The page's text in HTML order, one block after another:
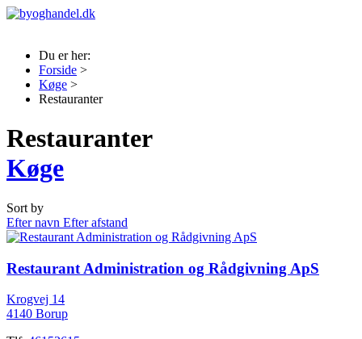
Du er her:
Forside >
Køge >
Restauranter
Restauranter
Køge
Sort by
Efter navn Efter afstand
Restaurant Administration og Rådgivning ApS
Krogvej 14
4140 Borup